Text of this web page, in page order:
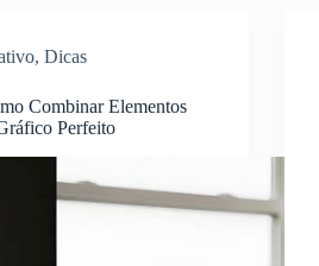
, Dicas
Combinar Elementos
Perfeito